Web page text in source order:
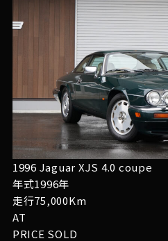
1996 Jaguar XJS 4.0 coupe
年式1996年
走行75,000Km
AT
PRICE SOLD